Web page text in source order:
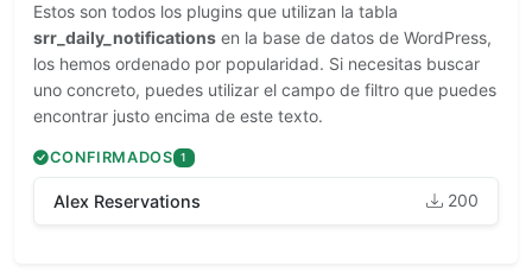
Estos son todos los plugins que utilizan la tabla
srr_daily_notifications en la base de datos de WordPress,
los hemos ordenado por popularidad. Si necesitas buscar
uno concreto, puedes utilizar el campo de filtro que puedes
encontrar justo encima de este texto.
CONFIRMADOS 1
Alex Reservations 200